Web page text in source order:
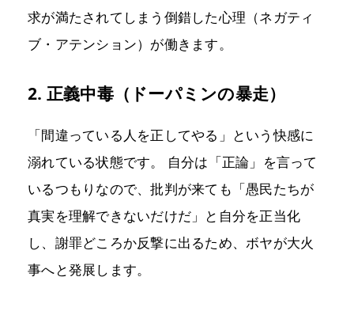
求が満たされてしまう倒錯した心理（ネガティ
ブ・アテンション）が働きます。
2. 正義中毒（ドーパミンの暴走）
「間違っている人を正してやる」という快感に
溺れている状態です。 自分は「正論」を言って
いるつもりなので、批判が来ても「愚民たちが
真実を理解できないだけだ」と自分を正当化
し、謝罪どころか反撃に出るため、ボヤが大火
事へと発展します。